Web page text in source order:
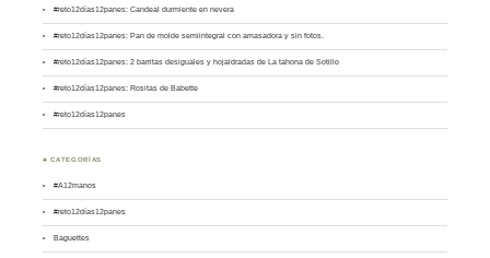
#reto12días12panes: Candeal durmiente en nevera
#reto12días12panes: Pan de molde semiintegral con amasadora y sin fotos.
#reto12días12panes: 2 barritas desiguales y hojaldradas de La tahona de Sotillo
#reto12días12panes: Rositas de Babette
#reto12días12panes
♣ CATEGORÍAS
#A12manos
#reto12días12panes
Baguettes